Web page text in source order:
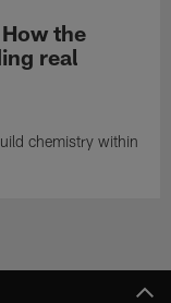
the
real
chemistry within